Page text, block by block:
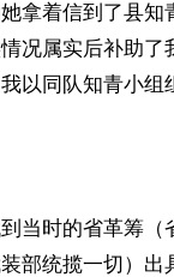
拿着信到了县
况属实后补助
以同队知青小组
当时的省革筹
部统揽一切）